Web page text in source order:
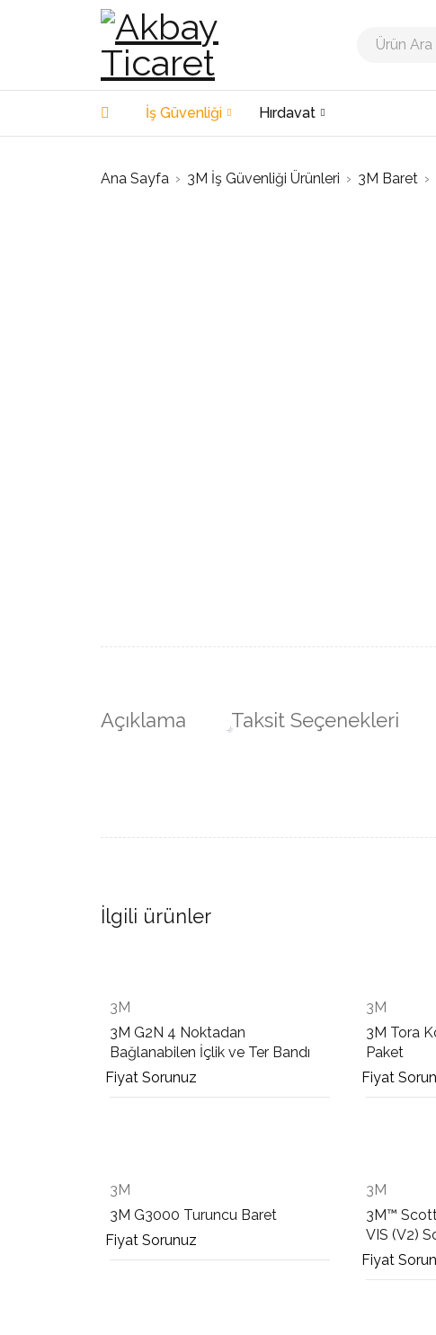
İş Güvenliği Hırdavat
Ana Sayfa › 3M İş Güvenliği Ürünleri › 3M Baret ›
Açıklama Taksit Seçenekleri
İlgili ürünler
3M
3M G2N 4 Noktadan
Bağlanabilen İçlik ve Ter Bandı
Fiyat Sorunuz
3M
3M Tora
Paket
Fiyat
3M
3M G3000 Turuncu Baret
Fiyat Sorunuz
3M
3M™
VIS (V2)
Fiyat